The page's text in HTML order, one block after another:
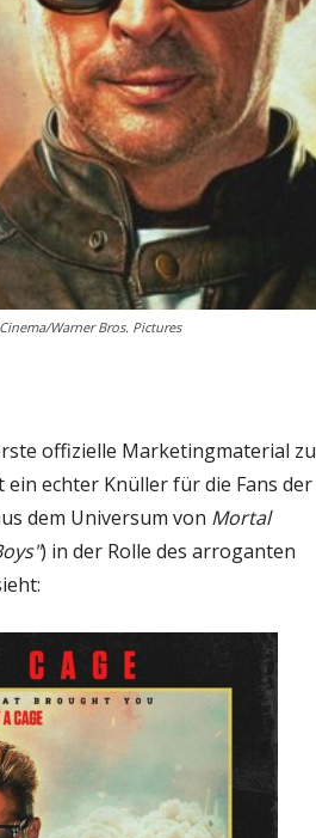
Warner Bros. Pictures
offizielle Marketingmaterial zu
echter Knüller für die Fans der
dem Universum von Mortal
) in der Rolle des arroganten